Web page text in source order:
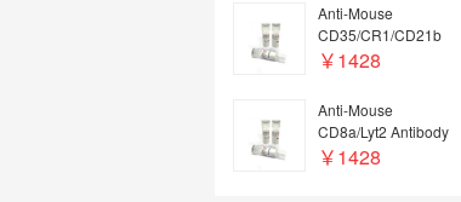
Anti-Mouse
CD35/CR1/CD21b
Antibody (8C12),
￥1428
Anti-Mouse
CD8a/Lyt2 Antibody
(19.178#), PerCP(流
￥1428